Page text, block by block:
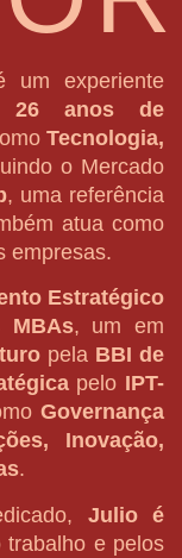
experiente
26 anos de
Tecnologia,
o Mercado
, uma referência
atua como
empresas.
Estratégico
MBAs, um em
pela BBI de
pelo IPT-
Governança
Inovação,
.
Julio é
trabalho e pelos